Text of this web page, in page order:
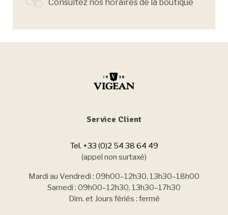
Consultez nos horaires de la boutique
Service Client
Tel. +33 (0)2 54 38 64 49
(appel non surtaxé)
Mardi au Vendredi : 09h00–12h30, 13h30–18h00
Samedi : 09h00–12h30, 13h30–17h30
Dim. et Jours fériés : fermé